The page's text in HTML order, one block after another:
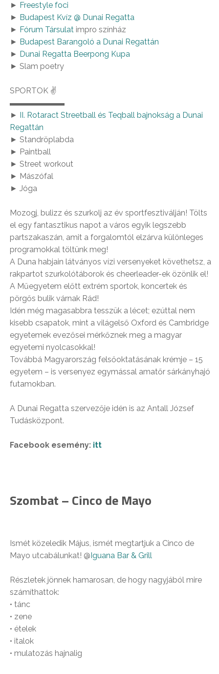
► Freestyle foci
► Budapest Kvíz @ Dunai Regatta
► Fórum Társulat impro színház
► Budapest Barangoló a Dunai Regattán
► Dunai Regatta Beerpong Kupa
► Slam poetry
SPORTOK ✌
▬▬▬▬▬▬▬
►
II. Rotaract Streetball és Teqball bajnokság a Dunai
Regattán
► Standröplabda
► Paintball
► Street workout
► Mászófal
► Jóga
Mozogj, bulizz és szurkolj az év sportfesztiválján! Tölts
el egy fantasztikus napot a város egyik legszebb
partszakaszán, amit a forgalomtól elzárva különleges
programokkal töltünk meg!
A Duna habjain látványos vízi versenyeket követhetsz, a
rakpartot szurkolótáborok és cheerleader-ek özönlik el!
A Műegyetem előtt extrém sportok, koncertek és
pörgős bulik várnak Rád!
Idén még magasabbra tesszük a lécet; ezúttal nem
kisebb csapatok, mint a világelső Oxford és Cambridge
egyetemek evezősei mérkőznek meg a magyar
egyetemi nyolcasokkal!
Továbbá Magyarország felsőoktatásának krémje – 15
egyetem – is versenyez egymással amatőr sárkányhajó
futamokban.
A Dunai Regatta szervezője idén is az Antall József
Tudásközpont.
Facebook esemény: itt
Szombat – Cinco de Mayo
Ismét közeledik Május, ismét megtartjuk a Cinco de
Mayo utcabálunkat! @ Iguana Bar & Grill
Részletek jönnek hamarosan, de hogy nagyjából mire
számíthattok:
• tánc
• zene
• ételek
• italok
• mulatozás hajnalig